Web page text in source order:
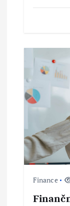
ě
e
Finance